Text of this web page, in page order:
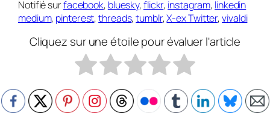
Notifié surfacebook, bluesky,flickr, instagram, linkedin
medium, pinterest,threads,tumblr,X-ex Twitter,vivaldi
Cliquez sur une étoile pour évaluer l'article